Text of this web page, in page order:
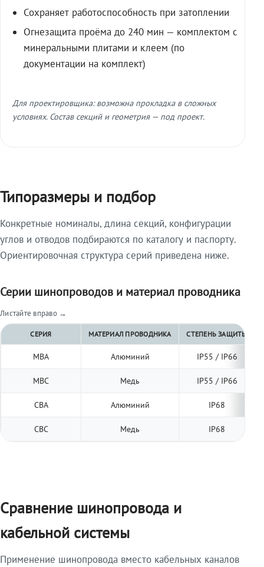
Сохраняет работоспособность при затоплении
Огнезащита проёма до 240 мин — комплектом с
минеральными плитами и клеем (по
документации на комплект)
Для проектировщика: возможна прокладка в сложных
условиях. Состав секций и геометрия — под проект.
Типоразмеры и подбор
Конкретные номиналы, длина секций, конфигурации
углов и отводов подбираются по каталогу и паспорту.
Ориентировочная структура серий приведена ниже.
Серии шинопроводов и материал проводника
Листайте вправо →
СЕРИЯ МАТЕРИАЛ ПРОВОДНИКА СТЕПЕНЬ ЗАЩИТЫ
МВА Алюминий IP55 / IP66
МВС Медь IP55 / IP66
СВА Алюминий IP68
СВС Медь IP68
Сравнение шинопровода и
кабельной системы
Применение шинопровода вместо кабельных каналов